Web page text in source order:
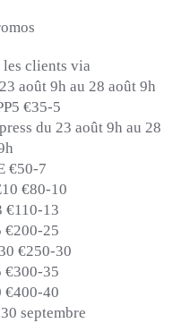
clients via
août 9h au 28 août 9h
€35-5
du 23 août 9h au 28
€50-7
€80-10
€110-13
€200-25
€250-30
€300-35
€400-40
septembre